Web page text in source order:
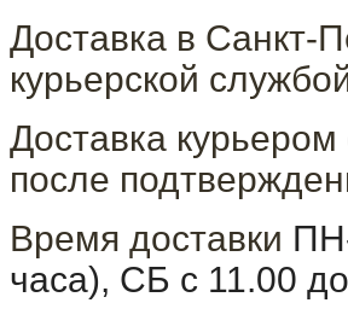
Доставка в Санкт-
курьерской
Доставка
после
Время доставки
часа), СБ с 11.00